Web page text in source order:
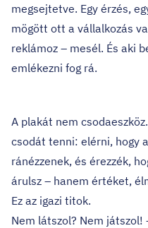
megsejtetve. Egy érzés,
mögött ott a vállalkozás
reklámoz – mesél. És aki
emlékezni fog rá.
A plakát nem csodaeszköz
csodát tenni: elérni, hogy
ránézzenek, és érezzék,
árulsz – hanem értéket,
Ez az igazi titok.
Nem látszol? Nem játszol!